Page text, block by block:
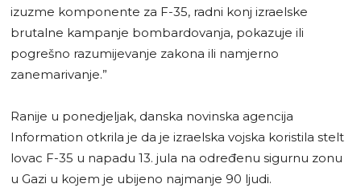
izuzme komponente za F-35, radni konj izraelske
brutalne kampanje bombardovanja, pokazuje ili
pogrešno razumijevanje zakona ili namjerno
zanemarivanje.”
Ranije u ponedjeljak, danska novinska agencija
Information otkrila je da je izraelska vojska koristila stelt
lovac F-35 u napadu 13. jula na određenu sigurnu zonu
u Gazi u kojem je ubijeno najmanje 90 ljudi.